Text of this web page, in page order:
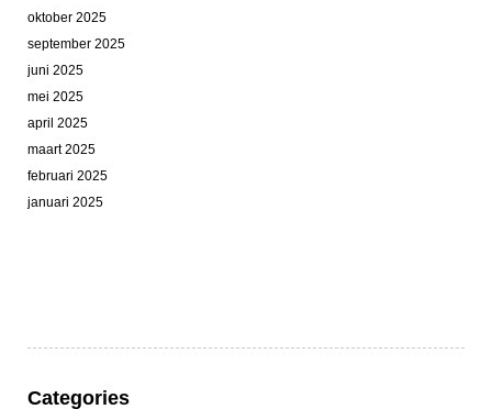
oktober 2025
september 2025
juni 2025
mei 2025
april 2025
maart 2025
februari 2025
januari 2025
Categories